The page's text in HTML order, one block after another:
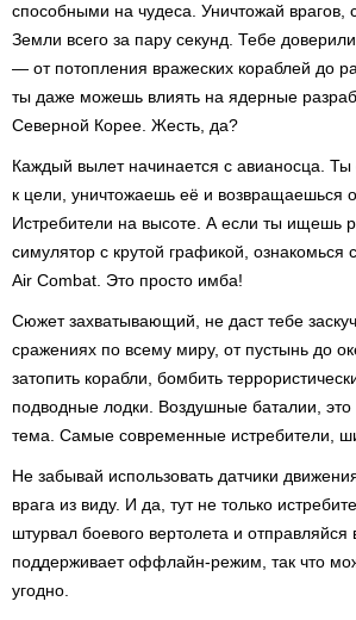
способными на чудеса. Уничтожай врагов,
Земли всего за пару секунд. Тебе
— от потопления вражеских кораблей до
ты даже можешь влиять на ядерные
Северной Корее. Жесть, да?
Каждый вылет начинается с авианосца.
к цели, уничтожаешь её и возвращаешься
Истребители на высоте. А если ты ищешь
симулятор с крутой графикой, ознакомься
Air Combat. Это просто имба!
Сюжет захватывающий, не даст тебе
сражениях по всему миру, от пустынь до
затопить корабли, бомбить
подводные лодки. Воздушные баталии,
тема. Самые современные истребители,
Не забывай использовать датчики
врага из виду. И да, тут не только
штурвал боевого вертолета и отправляйся
поддерживает оффлайн-режим, так что
угодно.